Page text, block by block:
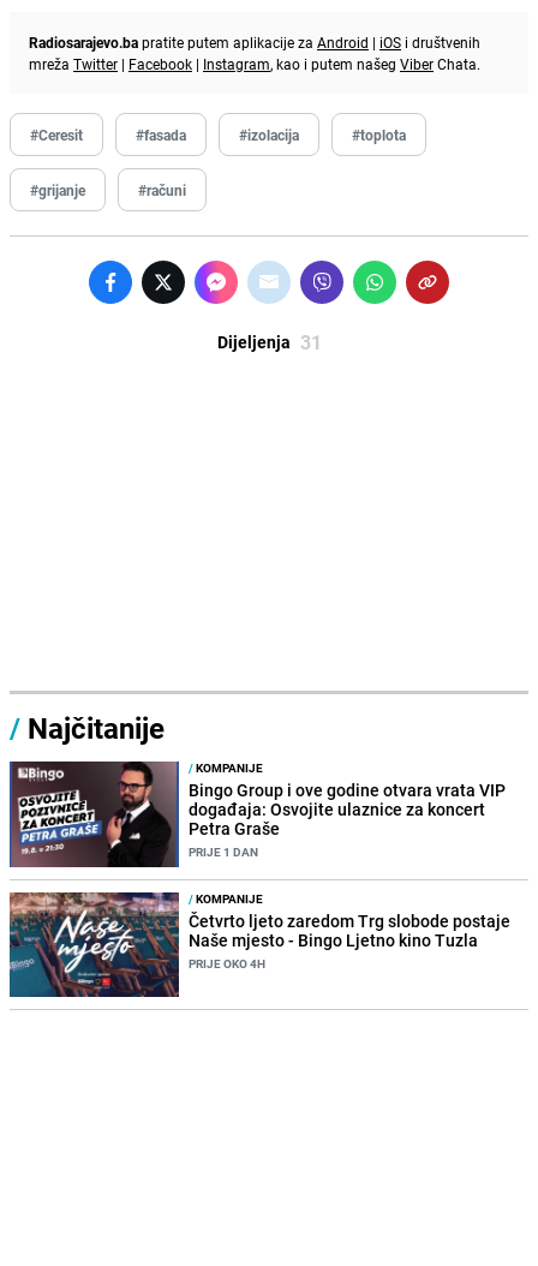
Radiosarajevo.bapratite putem aplikacije za Android | iOS i društvenih
mreža Twitter | Facebook | Instagram, kao i putem našeg ViberChata.
#Ceresit #fasada #izolacija #toplota
#grijanje #računi
Dijeljenja 31
/ Najčitanije
/KOMPANIJE
Bingo Group i ove godine otvara vrata VIP
događaja: Osvojite ulaznice za koncert
Petra Graše
PRIJE 1 DAN
/KOMPANIJE
Četvrto ljeto zaredom Trg slobode postaje
Naše mjesto - Bingo Ljetno kino Tuzla
PRIJE OKO 4H